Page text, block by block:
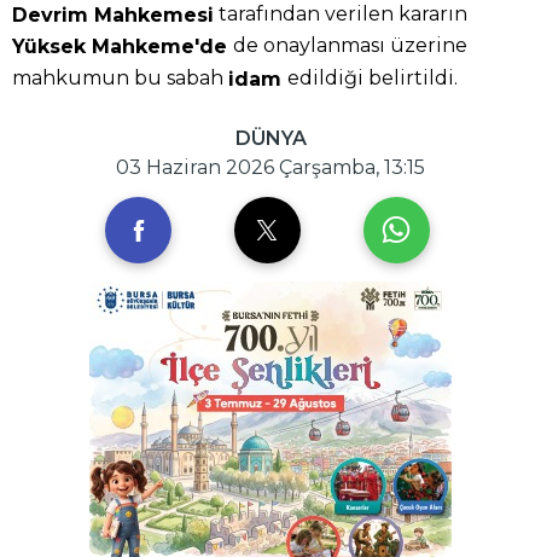
Devrim Mahkemesi tarafından verilen kararın
Yüksek Mahkeme'de de onaylanması üzerine
mahkumun bu sabah idam edildiği belirtildi.
DÜNYA
03 Haziran 2026 Çarşamba, 13:15